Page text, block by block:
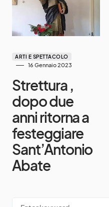
ARTI E SPETTACOLO
16 Gennaio 2023
Strettura ,
dopo due
anni ritorna a
festeggiare
Sant’Antonio
Abate